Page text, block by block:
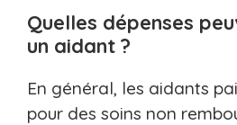
Quelles dépenses
un aidant ?
En général, les aidants
pour des soins non